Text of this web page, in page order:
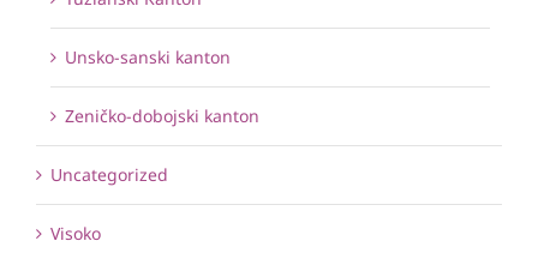
Unsko-sanski kanton
Zeničko-dobojski kanton
Uncategorized
Visoko